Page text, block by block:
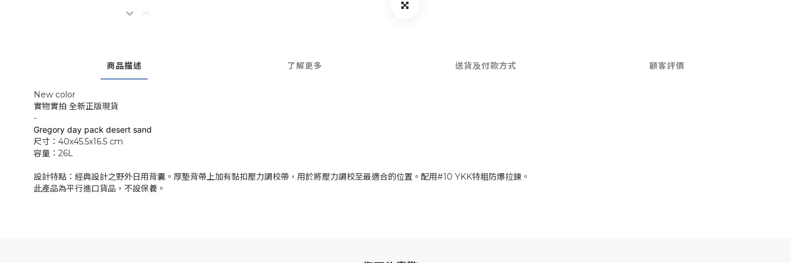
商品描述 了解更多 送貨及付款方式 顧客評價
New color
實物實拍 全新正版現貨
-
Gregory day pack desert sand
尺寸：40x45.5x16.5 cm
容量：26L
設計特點：經典設計之野外日用背囊。厚墊背帶上加有黏扣壓力調校帶，用於將壓力調校至最適合的位置。配用#10 YKK特粗防爆拉鍊。
此產品為平行進口貨品，不設保養。